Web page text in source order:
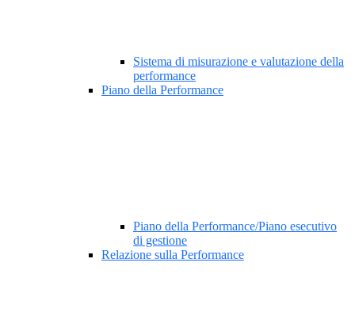
Sistema di misurazione e valutazione della
performance
Piano della Performance
Piano della Performance/Piano esecutivo
di gestione
Relazione sulla Performance